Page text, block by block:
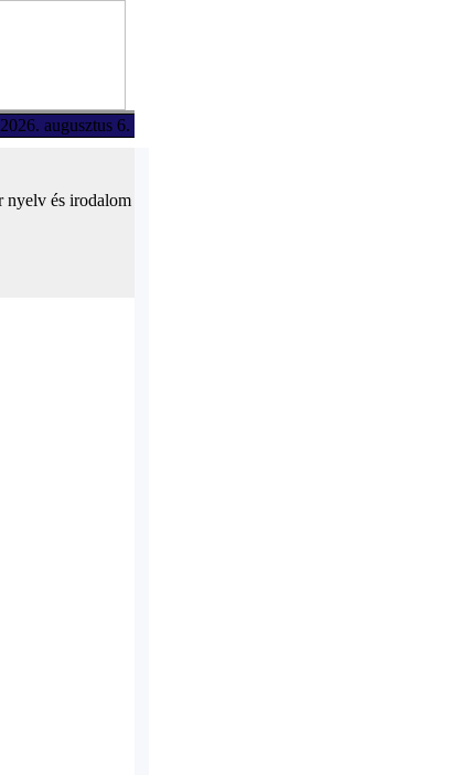
2026. augusztus 6.